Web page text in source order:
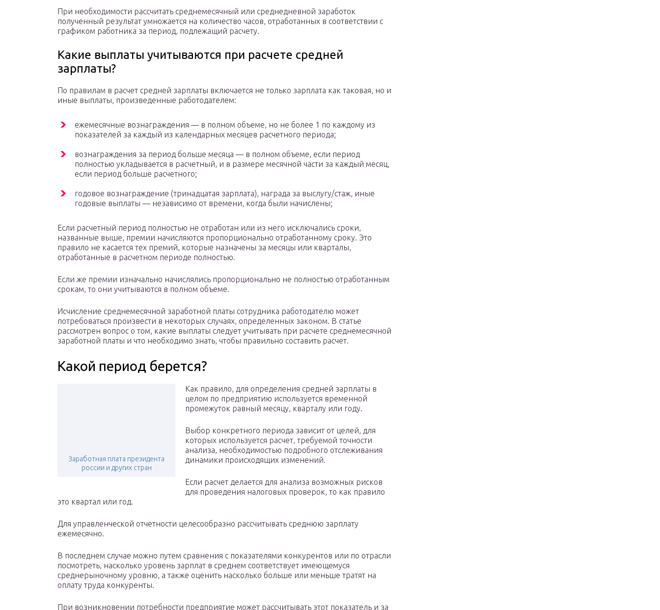
При необходимости рассчитать среднемесячный или среднедневной заработок
полученный результат умножается на количество часов, отработанных в соответствии с
графиком работника за период, подлежащий расчету.
Какие выплаты учитываются при расчете средней
зарплаты?
По правилам в расчет средней зарплаты включается не только зарплата как таковая, но и
иные выплаты, произведенные работодателем:
ежемесячные вознаграждения — в полном объеме, но не более 1 по каждому из
показателей за каждый из календарных месяцев расчетного периода;
вознаграждения за период больше месяца — в полном объеме, если период
полностью укладывается в расчетный, и в размере месячной части за каждый месяц,
если период больше расчетного;
годовое вознаграждение (тринадцатая зарплата), награда за выслугу/стаж, иные
годовые выплаты — независимо от времени, когда были начислены;
Если расчетный период полностью не отработан или из него исключались сроки,
названные выше, премии начисляются пропорционально отработанному сроку. Это
правило не касается тех премий, которые назначены за месяцы или кварталы,
отработанные в расчетном периоде полностью.
Если же премии изначально начислялись пропорционально не полностью отработанным
срокам, то они учитываются в полном объеме.
Исчисление среднемесячной заработной платы сотрудника работодателю может
потребоваться произвести в некоторых случаях, определенных законом. В статье
рассмотрен вопрос о том, какие выплаты следует учитывать при расчете среднемесячной
заработной платы и что необходимо знать, чтобы правильно составить расчет.
Какой период берется?
Заработная плата президента
россии и других стран
Как правило, для определения средней зарплаты в
целом по предприятию используется временной
промежуток равный месяцу, кварталу или году.
Выбор конкретного периода зависит от целей, для
которых используется расчет, требуемой точности
анализа, необходимостью подробного отслеживания
динамики происходящих изменений.
Если расчет делается для анализа возможных рисков
для проведения налоговых проверок, то как правило
это квартал или год.
Для управленческой отчетности целесообразно рассчитывать среднюю зарплату
ежемесячно.
В последнем случае можно путем сравнения с показателями конкурентов или по отрасли
посмотреть, насколько уровень зарплат в среднем соответствует имеющемуся
среднерыночному уровню, а также оценить насколько больше или меньше тратят на
оплату труда конкуренты.
При возникновении потребности предприятие может рассчитывать этот показатель и за